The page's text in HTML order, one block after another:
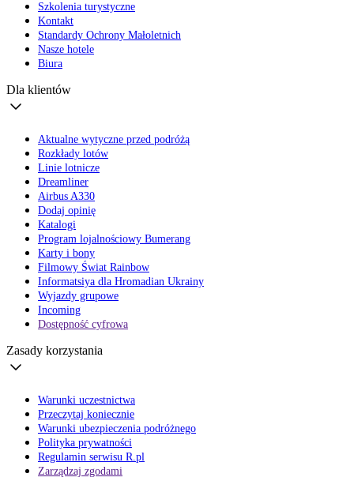
Szkolenia turystyczne
Kontakt
Standardy Ochrony Małoletnich
Nasze hotele
Biura
Dla klientów
Aktualne wytyczne przed podróżą
Rozkłady lotów
Linie lotnicze
Dreamliner
Airbus A330
Dodaj opinię
Katalogi
Program lojalnościowy Bumerang
Karty i bony
Filmowy Świat Rainbow
Informatsiya dla Hromadian Ukrainy
Wyjazdy grupowe
Incoming
Dostępność cyfrowa
Zasady korzystania
Warunki uczestnictwa
Przeczytaj koniecznie
Warunki ubezpieczenia podróżnego
Polityka prywatności
Regulamin serwisu R.pl
Zarządzaj zgodami